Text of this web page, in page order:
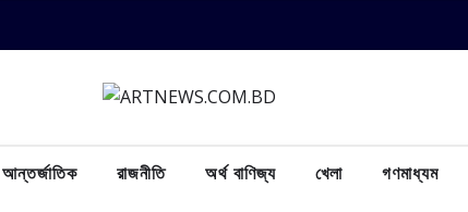
আন্তর্জাতিক রাজনীতি অর্থ বাণিজ্য খেলা গণমাধ্যম